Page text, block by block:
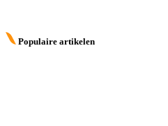
Populaire artikelen